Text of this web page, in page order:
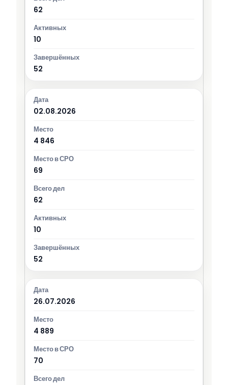
62
10
52
02.08.2026
4 846
69
62
10
52
26.07.2026
4 889
70